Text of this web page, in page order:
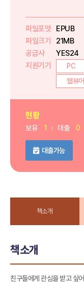
파일포맷
EPUB
파일크기
21MB
공급사
YES24
지원기기
PC
웹뷰어
현황
보유 1 대출 0
대출가능
책소개
책소개
친구들에게 관심을 받고 싶